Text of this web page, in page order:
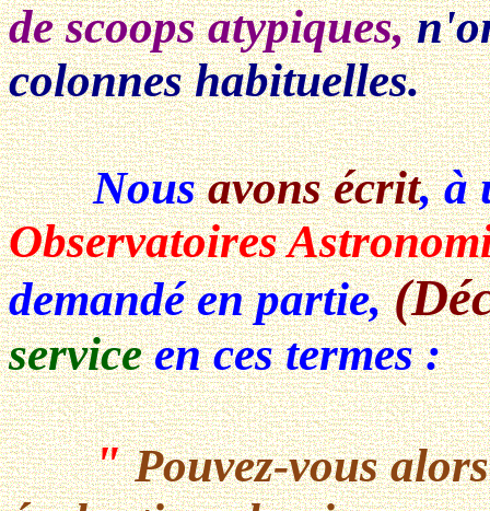
de scoops atypiques,
colonnes habituelles.
Nousavons écrit, à
Observatoires
demandé en partie,
serviceen ces termes :
"Pouvez-vous